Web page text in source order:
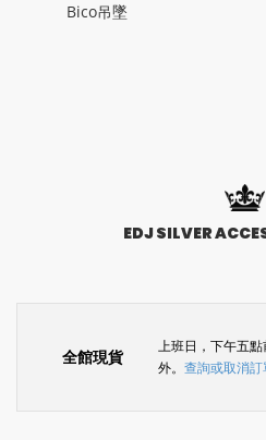
Bico吊墜
EDJ SILVER
全館現貨
上班日，下午五
外。 查詢或取消訂